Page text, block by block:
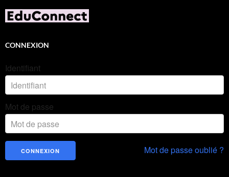
CONNEXION
Identifiant
Mot de passe
Mot de passe oublié ?